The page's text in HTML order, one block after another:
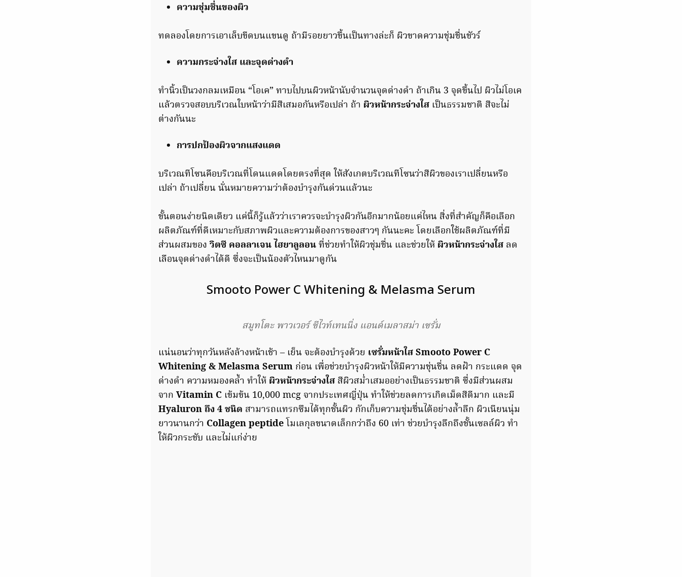
ความชุ่มชื่นของผิว
ทดลองโดยการเอาเล็บขีดบนแขนดู ถ้ามีรอยยาวขึ้นเป็นทางล่ะก็ ผิวขาดความชุ่มชื่นชัวร์
ความกระจ่างใส และจุดด่างดำ
ทำนิ้วเป็นวงกลมเหมือน “โอเค” ทาบไปบนผิวหน้านับจำนวนจุดด่างดำ ถ้าเกิน 3 จุดขึ้นไป ผิวไม่โอเค
แล้วตรวจสอบบริเวณใบหน้าว่ามีสีเสมอกันหรือเปล่า ถ้า ผิวหน้ากระจ่างใส เป็นธรรมชาติ สีจะไม่
ต่างกันนะ
การปกป้องผิวจากแสงแดด
บริเวณทีโซนคือบริเวณที่โดนแดดโดยตรงที่สุด ให้สังเกตบริเวณทีโซนว่าสีผิวของเราเปลี่ยนหรือ
เปล่า ถ้าเปลี่ยน นั่นหมายความว่าต้องบำรุงกันด่วนแล้วนะ
ขั้นตอนง่ายนิดเดียว แค่นี้ก็รู้แล้วว่าเราควรจะบำรุงผิวกันอีกมากน้อยแค่ไหน สิ่งที่สำคัญก็คือเลือก
ผลิตภัณฑ์ที่ดีเหมาะกับสภาพผิวและความต้องการของสาวๆ กันนะคะ โดยเลือกใช้ผลิตภัณฑ์ที่มี
ส่วนผสมของวิตซี คอลลาเจน ไฮยาลูลอนที่ช่วยทำให้ผิวชุ่มชื่น และช่วยให้ ผิวหน้ากระจ่างใส ลด
เลือนจุดด่างดำได้ดี ซึ่งจะเป็นน้องตัวไหนมาดูกัน
Smooto Power C Whitening & Melasma Serum
สมูทโตะ พาวเวอร์ ซีไวท์เทนนิ่ง แอนด์เมลาสม่า เซรั่ม
แน่นอนว่าทุกวันหลังล้างหน้าเช้า – เย็น จะต้องบำรุงด้วย เซรั่มหน้าใสSmooto Power C
Whitening & Melasma Serum ก่อน เพื่อช่วยบำรุงผิวหน้าให้มีความชุ่นชื่น ลดฝ้า กระแดด จุด
ด่างดํา ความหมองคล้ำ ทำให้ ผิวหน้ากระจ่างใส สีผิวสม่ำเสมออย่างเป็นธรรมชาติ ซึ่งมีส่วนผสม
จาก Vitamin C เข้มข้น 10,000 mcg จากประเทศญี่ปุ่น ทําให้ช่วยลดการเกิดเม็ดสีดีมาก และมี
Hyaluron ถึง 4 ชนิด สามารถแทรกซึมได้ทุกชั้นผิว กักเก็บความชุ่มชื่นได้อย่างล้ำลึก ผิวเนียนนุ่ม
ยาวนานกว่า Collagen peptide โมเลกุลขนาดเล็กกว่าถึง 60 เท่า ช่วยบํารุงลึกถึงชั้นเซลล์ผิว ทํา
ให้ผิวกระชับ และไม่แก่ง่าย